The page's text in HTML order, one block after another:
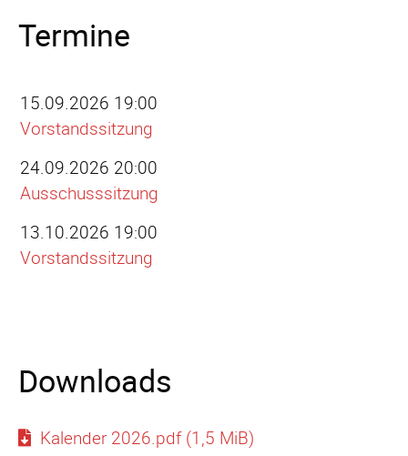
Termine
15.09.2026 19:00
Vorstandssitzung
24.09.2026 20:00
Ausschusssitzung
13.10.2026 19:00
Vorstandssitzung
Downloads
Kalender 2026.pdf(1,5 MiB)